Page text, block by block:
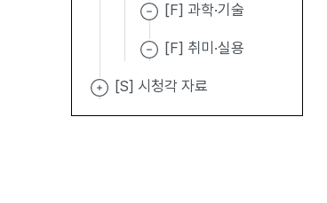
[F] 과학·기술
[F] 취미·실용
[S] 시청각 자료